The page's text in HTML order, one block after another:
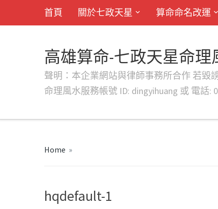
首頁 關於七政天星 算命命名改運
高雄算命-七政天星命
聲明：本企業網站與律師事務所合作 若毀
命理風水服務帳號 ID: dingyihuang 或 電話:
Home »
hqdefault-1